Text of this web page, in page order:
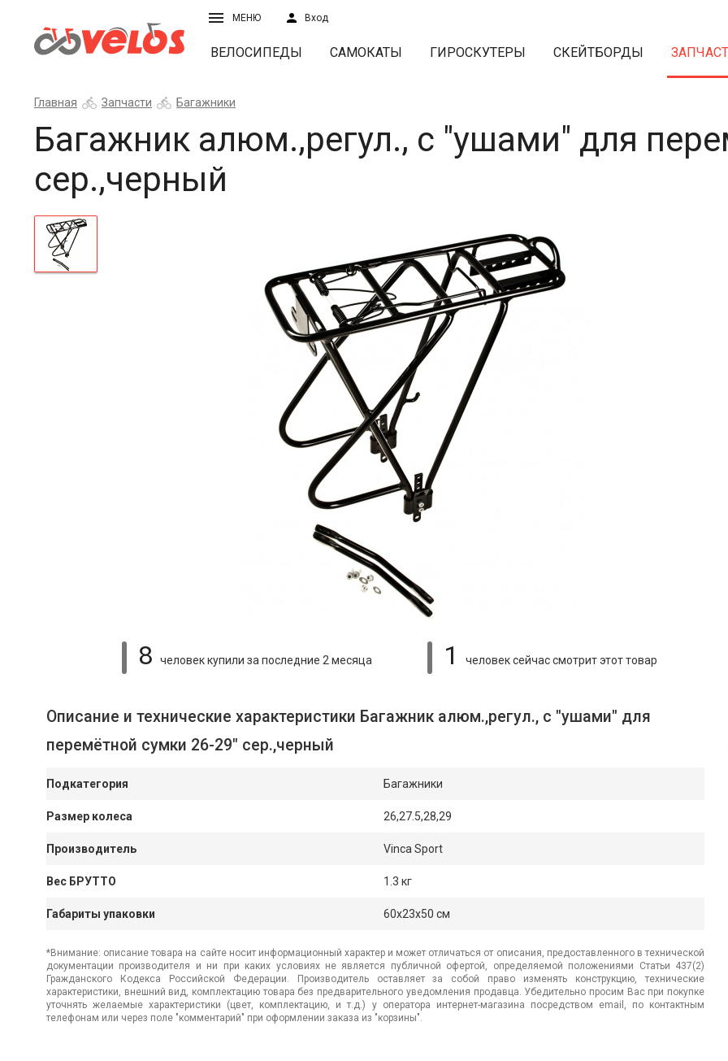
МЕНЮ Вход
ВЕЛОСИПЕДЫ САМОКАТЫ ГИРОСКУТЕРЫ СКЕЙТБОРДЫ
Главная Запчасти Багажники
Багажник алюм.,регул., с "ушами" для
сер.,черный
8 человек купили за последние 2 месяца 1 человек сейчас смотритэтот товар
Описание и технические характеристики Багажник алюм.,регул., с "ушами" для
перемётной сумки 26-29" сер.,черный
Подкатегория Багажники
Размер колеса 26,27.5,28,29
Производитель Vinca Sport
Вес БРУТТО 1.3 кг
Габариты упаковки 60x23x50 см
*Внимание: описание товара на сайте носит информационный характер и может отличаться от описания, предоставленного в технической
документации производителя и ни при каких условиях не является публичной офертой, определяемой положениями Статьи 437(2)
Гражданского Кодекса Российской Федерации. Производитель оставляет за собой право изменять конструкцию, технические
характеристики, внешний вид, комплектацию товара без предварительного уведомления продавца. Убедительно просим Вас при покупке
уточнять желаемые характеристики (цвет, комплектацию, и т.д.) у оператора интернет-магазина посредством email, по контактным
телефонам или через поле "комментарий" при оформлении заказа из "корзины".